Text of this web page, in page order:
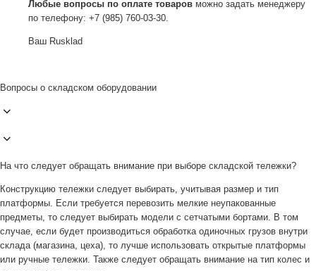
Любые вопросы по оплате товаров можно задать менеджеру
по телефону: +7 (985) 760-03-30.
Ваш Rusklad
Вопросы о складском оборудовании
На что следует обращать внимание при выборе складской тележки?
Конструкцию тележки следует выбирать, учитывая размер и тип
платформы. Если требуется перевозить мелкие неупакованные
предметы, то следует выбирать модели с сетчатыми бортами. В том
случае, если будет производиться обработка одиночных грузов внутри
склада (магазина, цеха), то лучше использовать открытые платформы
или ручные тележки. Также следует обращать внимание на тип колес и